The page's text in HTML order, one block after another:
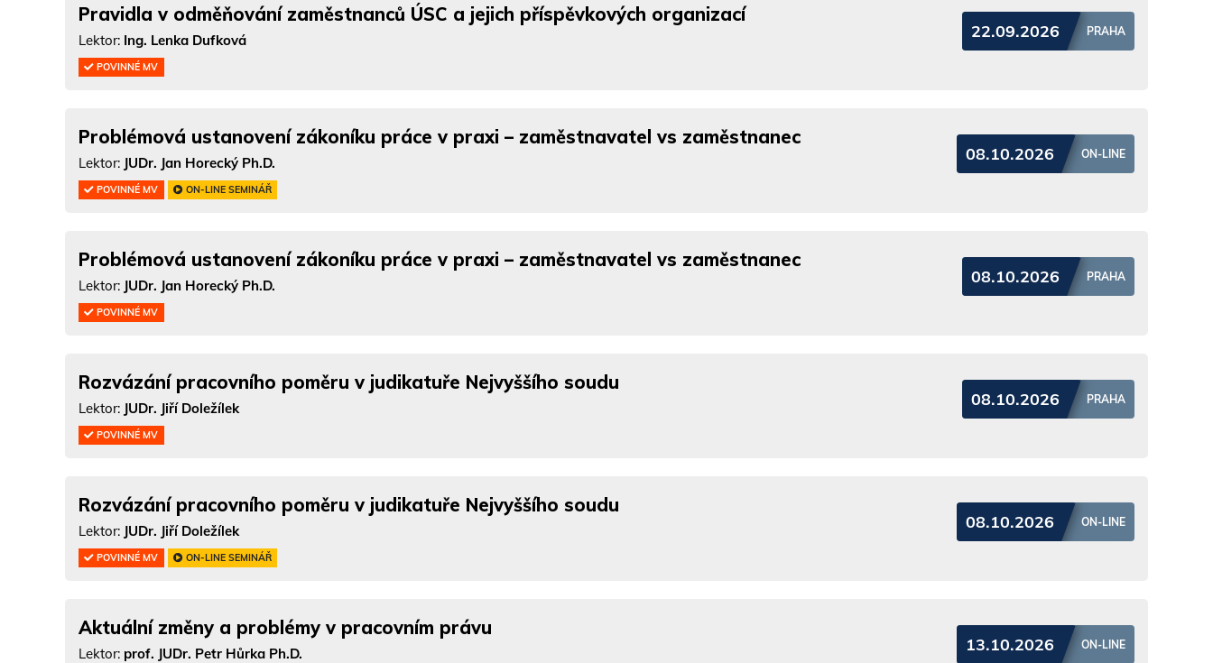
Pravidla v odměňování zaměstnanců ÚSC a jejich příspěvkových organizací
Lektor: Ing. Lenka Dufková
POVINNÉ MV
22.09.2026 PRAHA
Problémová ustanovení zákoníku práce v praxi – zaměstnavatel vs zaměstnanec
Lektor: JUDr. Jan Horecký Ph.D.
POVINNÉ MV ON-LINE SEMINÁŘ
08.10.2026 ON-LINE
Problémová ustanovení zákoníku práce v praxi – zaměstnavatel vs zaměstnanec
Lektor: JUDr. Jan Horecký Ph.D.
POVINNÉ MV
08.10.2026 PRAHA
Rozvázání pracovního poměru v judikatuře Nejvyššího soudu
Lektor: JUDr. Jiří Doležílek
POVINNÉ MV
08.10.2026 PRAHA
Rozvázání pracovního poměru v judikatuře Nejvyššího soudu
Lektor: JUDr. Jiří Doležílek
POVINNÉ MV ON-LINE SEMINÁŘ
08.10.2026 ON-LINE
Aktuální změny a problémy v pracovním právu
Lektor: prof. JUDr. Petr Hůrka Ph.D. 13.10.2026 ON-LINE